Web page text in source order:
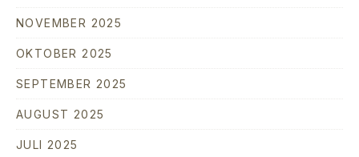
NOVEMBER 2025
OKTOBER 2025
SEPTEMBER 2025
AUGUST 2025
JULI 2025